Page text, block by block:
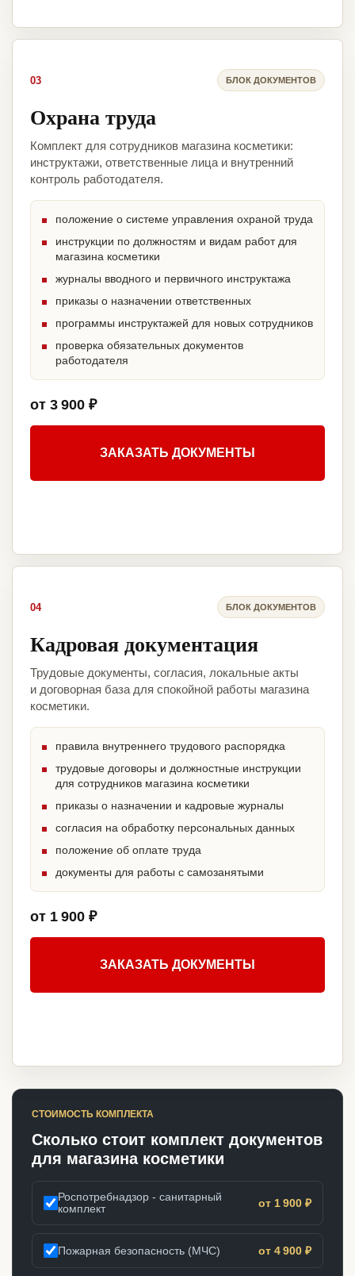
03 БЛОК ДОКУМЕНТОВ
Охрана труда
Комплект для сотрудников магазина косметики:
инструктажи, ответственные лица и внутренний
контроль работодателя.
положение о системе управления охраной труда
инструкции по должностям и видам работ для
магазина косметики
журналы вводного и первичного инструктажа
приказы о назначении ответственных
программы инструктажей для новых сотрудников
проверка обязательных документов
работодателя
от 3 900 ₽
ЗАКАЗАТЬ ДОКУМЕНТЫ
04 БЛОК ДОКУМЕНТОВ
Кадровая документация
Трудовые документы, согласия, локальные акты
и договорная база для спокойной работы магазина
косметики.
правила внутреннего трудового распорядка
трудовые договоры и должностные инструкции
для сотрудников магазина косметики
приказы о назначении и кадровые журналы
согласия на обработку персональных данных
положение об оплате труда
документы для работы с самозанятыми
от 1 900 ₽
ЗАКАЗАТЬ ДОКУМЕНТЫ
СТОИМОСТЬ КОМПЛЕКТА
Сколько стоит комплект документов
для магазина косметики
Роспотребнадзор - санитарный
комплект
от 1 900 ₽
Пожарная безопасность (МЧС) от 4 900 ₽